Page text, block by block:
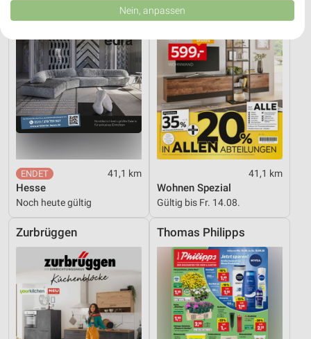
41,1 km
Hesse
Noch heute gültig
41,1 km
Wohnen Spezial
Gültig bis Fr. 14.08.
Zurbrüggen Thomas Philipps
Daten können außerhalb der Europäischen Union weitergegeben und in die
USA gesendet werden.
Website/App.
Partnerliste anzeigen (1 IAB-Anbieter)
Wir nutzen Ihre Daten für folgende Zwecke:
IAB-Verarbeitungszwecke:
Speichern von oder Zugriff auf Informationen
auf einem Endgerät
Verwendung reduzierter Daten zur Auswahl von
Werbeanzeigen
Erstellung von Profilen für personalisierte
Werbung
Verwendung von Profilen zur Auswahl
personalisierter Werbung
Erstellung von Profilen zur Personalisierung
von Inhalten
Verwendung von Profilen zur Auswahl
personalisierter Inhalte
Nein, anpassen